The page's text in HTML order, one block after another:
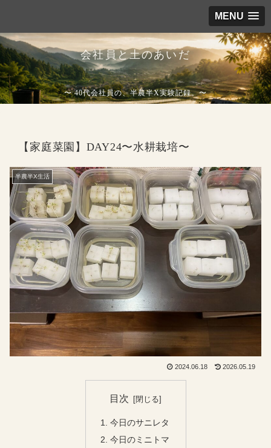
MENU
会社員と土のあいだ
〜 40代会社員の、半農半X実験記録。〜
【家庭菜園】DAY24〜水耕栽培〜
半農半X生活
2024.06.18 2026.05.19
目次
今日のサニレタ
今日のミニトマ